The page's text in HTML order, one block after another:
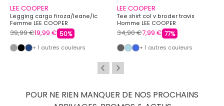
LEE COOPER
Legging cargo firoza/leane/lc
Femme LEE COOPER
39,99 €19,99 € 50%
+ 1 autres couleurs
LEE COOPER
Tee shirt col v broder travis
Homme LEE COOPER
34,90 €7,99 € 77%
+ 1 autres couleurs
POUR NE RIEN MANQUER DE NOS PROCHAINS